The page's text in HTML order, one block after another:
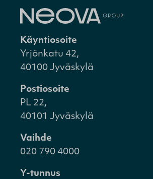
Käyntiosoite
Yrjönkatu 42,
40100 Jyväskylä
Postiosoite
PL 22,
40101 Jyväskylä
Vaihde
020 790 4000
Y-tunnus